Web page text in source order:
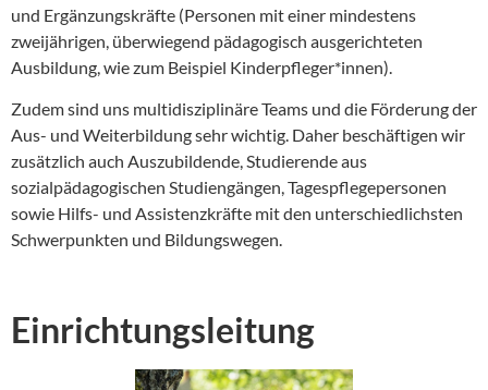
und Ergänzungskräfte (Personen mit einer mindestens
zweijährigen, überwiegend pädagogisch ausgerichteten
Ausbildung, wie zum Beispiel Kinderpfleger*innen).
Zudem sind uns multidisziplinäre Teams und die Förderung der
Aus- und Weiterbildung sehr wichtig. Daher beschäftigen wir
zusätzlich auch Auszubildende, Studierende aus
sozialpädagogischen Studiengängen, Tagespflegepersonen
sowie Hilfs- und Assistenzkräfte mit den unterschiedlichsten
Schwerpunkten und Bildungswegen.
Einrichtungsleitung